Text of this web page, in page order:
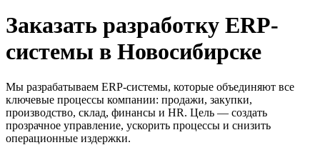
Заказать разработку ERP-
системы в Новосибирске
Мы разрабатываем ERP-системы, которые объединяют все
ключевые процессы компании: продажи, закупки,
производство, склад, финансы и HR. Цель — создать
прозрачное управление, ускорить процессы и снизить
операционные издержки.